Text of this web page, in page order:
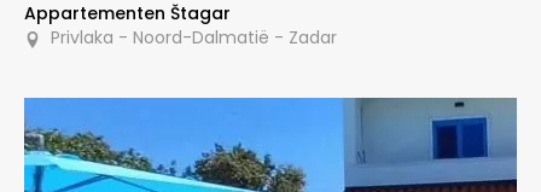
Appartementen Štagar
Privlaka - Noord-Dalmatië - Zadar